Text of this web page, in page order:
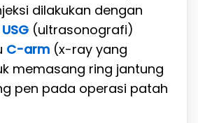
dilakukan dengan
(ultrasonografi)
C-arm (x-ray yang
memasang ring jantung
pen pada operasi patah